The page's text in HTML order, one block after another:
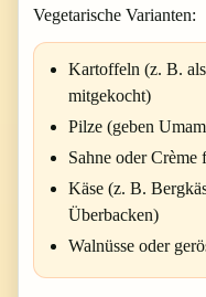
Vegetarische Varianten:
Kartoffeln (z. B.
mitgekocht)
Pilze (geben
Sahne oder
Käse (z. B.
Überbacken)
Walnüsse oder